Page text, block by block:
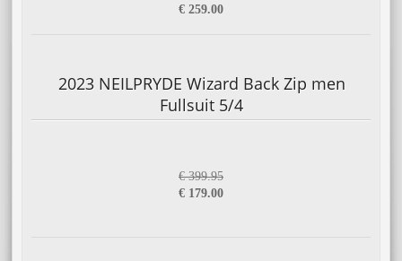
€ 259.00
2023 NEILPRYDE Wizard Back Zip men
Fullsuit 5/4
€ 399.95
€ 179.00